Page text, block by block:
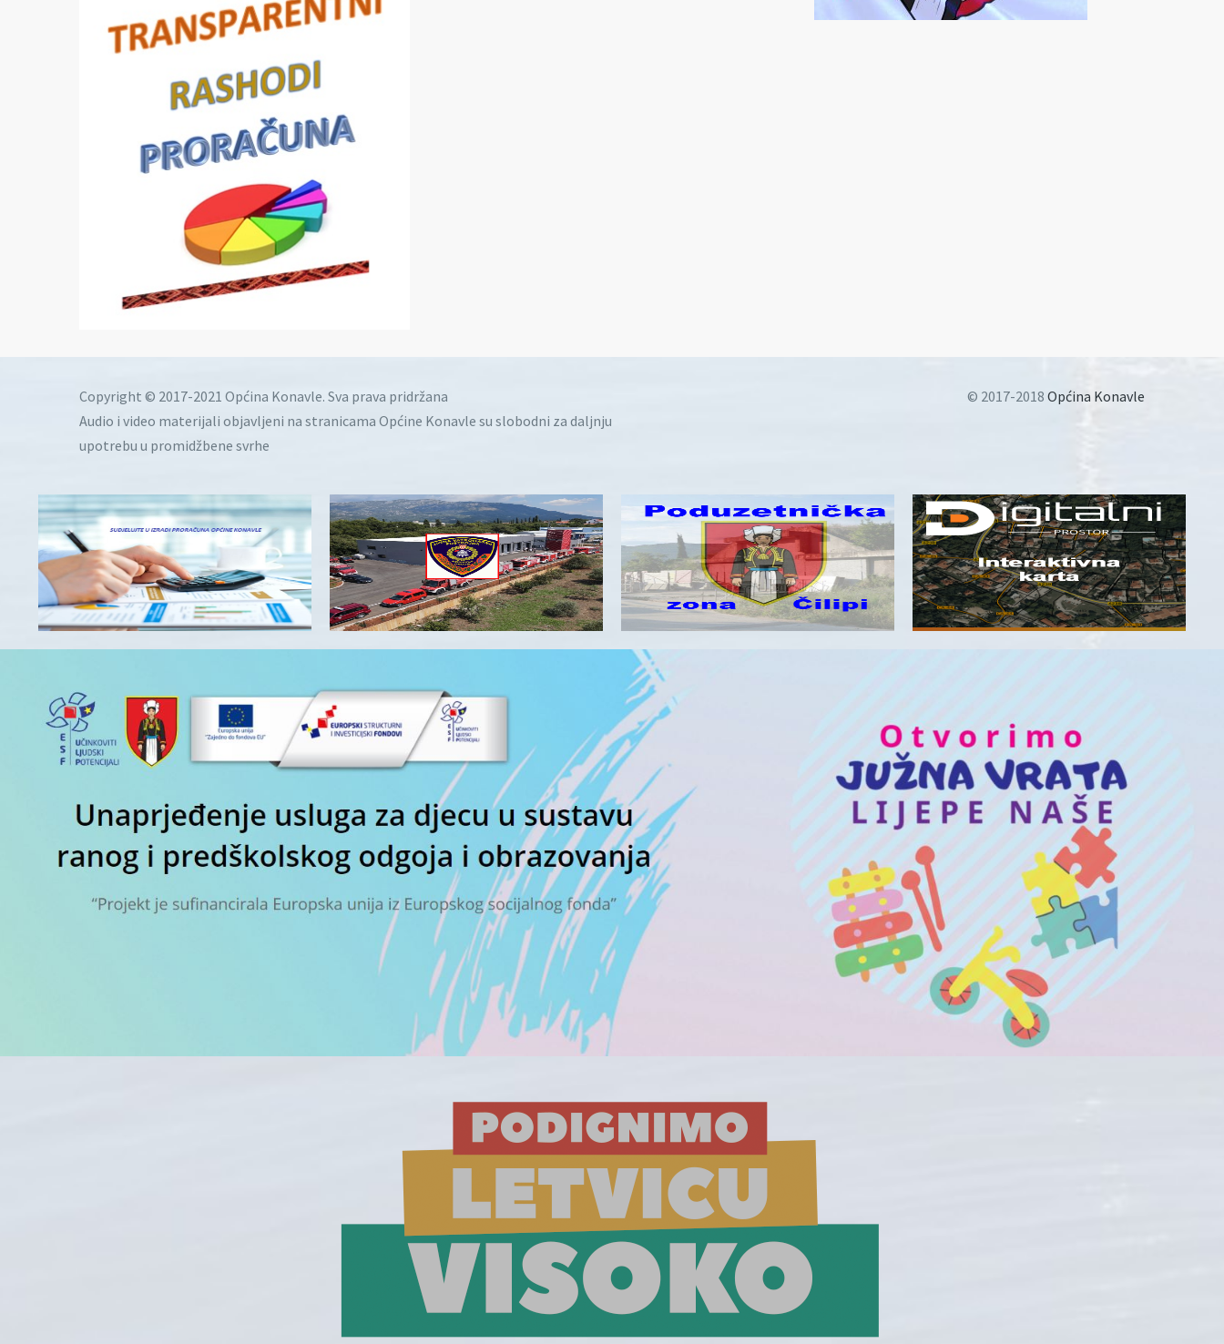
Copyright © 2017-2021 Općina Konavle. Sva prava pridržana
Audio i video materijali objavljeni na stranicama Općine Konavle su slobodni za daljnju
upotrebu u promidžbene svrhe
© 2017-2018 Općina Konavle